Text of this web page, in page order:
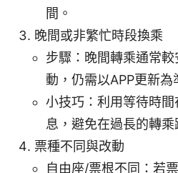
間。
晚間或非繁忙時段換乘
步驟：晚間轉乘通常
動，仍需以APP更新為
小技巧：利用等待時
息，避免在過長的轉乘
票種不同與改動
自由座/票根不同：若